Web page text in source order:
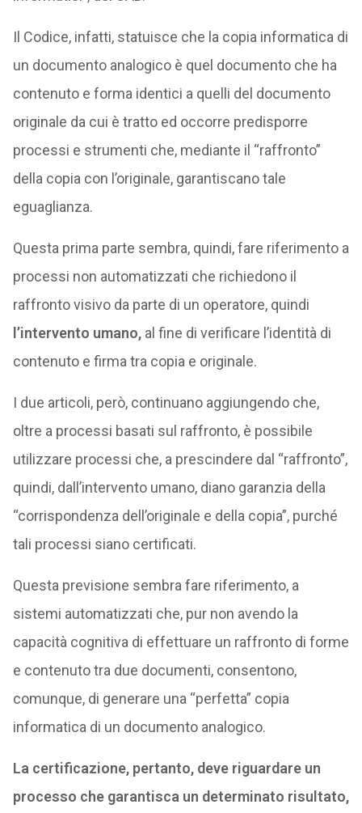
Il Codice, infatti, statuisce che la copia informatica di
un documento analogico è quel documento che ha
contenuto e forma identici a quelli del documento
originale da cui è tratto ed occorre predisporre
processi e strumenti che, mediante il “raffronto”
della copia con l’originale, garantiscano tale
eguaglianza.
Questa prima parte sembra, quindi, fare riferimento a
processi non automatizzati che richiedono il
raffronto visivo da parte di un operatore, quindi
l’intervento umano,al fine di verificare l’identità di
contenuto e firma tra copia e originale.
I due articoli, però, continuano aggiungendo che,
oltre a processi basati sul raffronto, è possibile
utilizzare processi che, a prescindere dal “raffronto”,
quindi, dall’intervento umano, diano garanzia della
“corrispondenza dell’originale e della copia”, purché
tali processi siano certificati.
Questa previsione sembra fare riferimento, a
sistemi automatizzati che, pur non avendo la
capacità cognitiva di effettuare un raffronto di forme
e contenuto tra due documenti, consentono,
comunque, di generare una “perfetta” copia
informatica di un documento analogico.
La certificazione, pertanto, deve riguardare un
processo che garantisca un determinato risultato,